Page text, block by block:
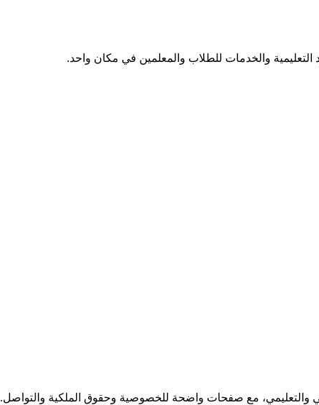
التعليمية والخدمات للطلاب والمعلمين في مكان واحد.
والتعليمي، مع صفحات واضحة للخصوصية وحقوق الملكية والتواصل.